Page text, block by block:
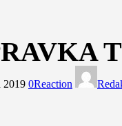
2019 0Reaction